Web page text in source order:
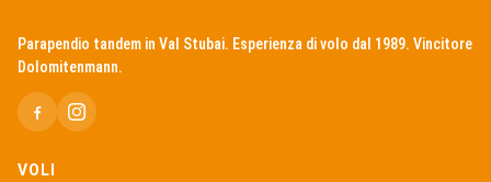
Parapendio tandem in Val Stubai. Esperienza di volo dal 1989. Vincitore
Dolomitenmann.
VOLI